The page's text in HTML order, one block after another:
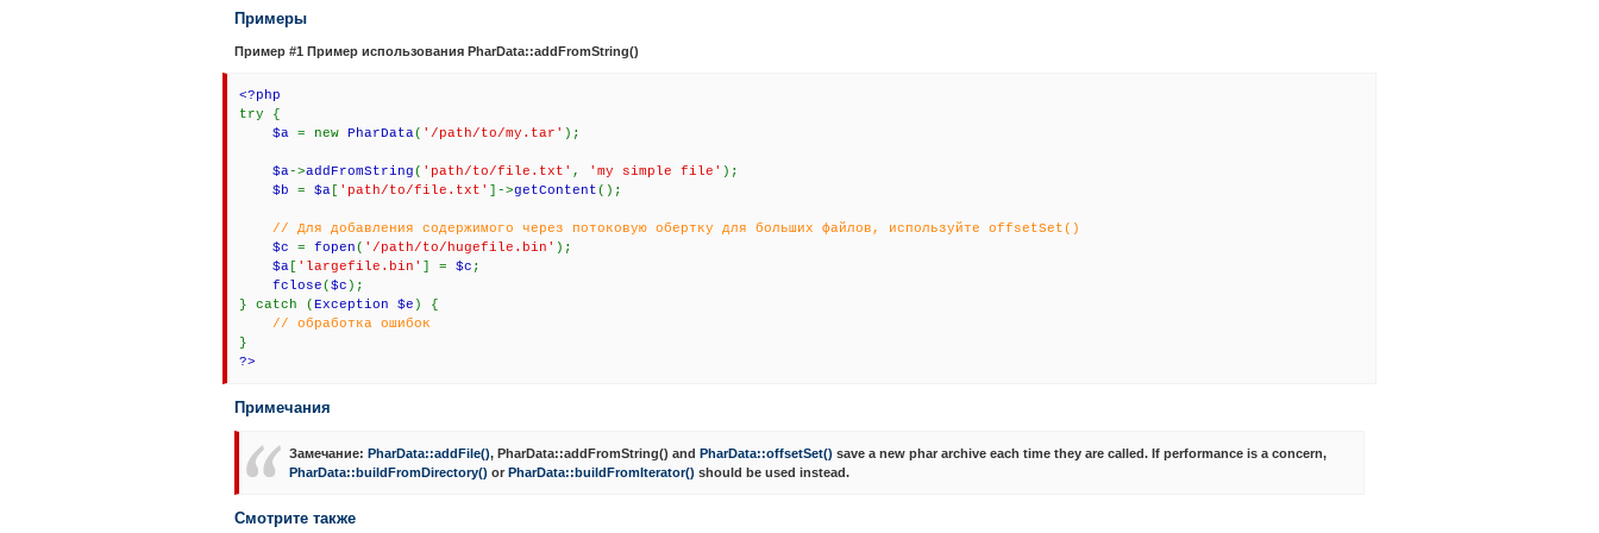
Примеры
Пример #1 Пример использования PharData::addFromString()
<?php
try {
$a = new PharData( '/path/to/my.tar' );
$a->addFromString( 'path/to/file.txt' , 'my simple file' );
$b = $a [ 'path/to/file.txt' ]->getContent();
// Для добавления содержимого через потоковую обертку для больших файлов, используйте offsetSet()
$c = fopen( '/path/to/hugefile.bin' );
$a [ 'largefile.bin' ] = $c ;
fclose($c );
} catch (Exception $e ) {
// обработка ошибок
}
?>
Примечания
Замечание: PharData::addFile(), PharData::addFromString() and PharData::offsetSet() save a new phar archive each time they are called. If performance is a concern,
PharData::buildFromDirectory() or PharData::buildFromIterator() should be used instead.
Смотрите также